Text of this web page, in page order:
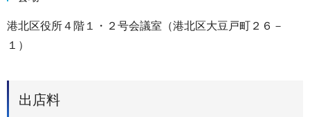
港北区役所４階１・２号会議室（港北区大豆戸町２６－
１）
出店料